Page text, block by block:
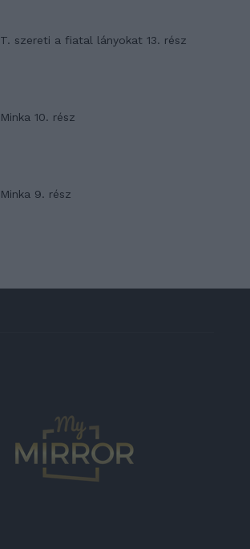
T. szereti a fiatal lányokat 13. rész
Minka 10. rész
Minka 9. rész